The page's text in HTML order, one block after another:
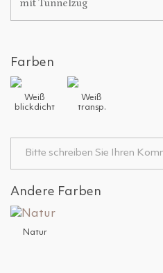
mit Tunnelzug
Farben
Weiß
blickdicht
Weiß
transp.
Andere Farben
Natur